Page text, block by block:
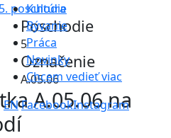
Kultúra
Bývanie
Práca
Novinky
Chcem vedieť viac
ENFacebookInstagram
5. poschodie
Poschodie
5
Označenie
A.05.06
A.05.06 na